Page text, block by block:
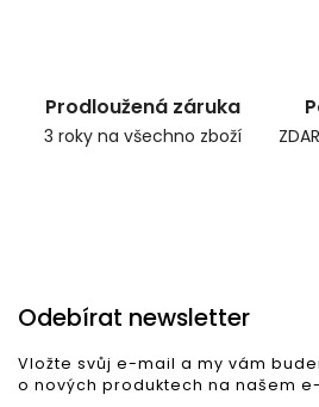
Prodloužená záruka
3 roky na všechno zboží
Odebírat newsletter
Vložte svůj e-mail a my vám
o nových produktech na našem